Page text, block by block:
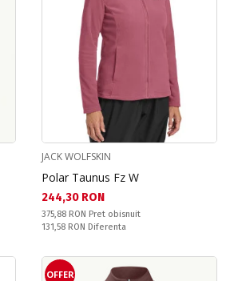
JACK WOLFSKIN
Polar Taunus Fz W
Текуща цена:
244,30 RON
Pret obisnuit:
375,88 RON Pret obisnuit
Спестявате:
131,58 RON Diferenta
OFFER